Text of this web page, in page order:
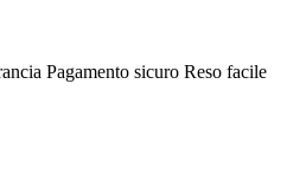
Pagamento sicuro Reso facile